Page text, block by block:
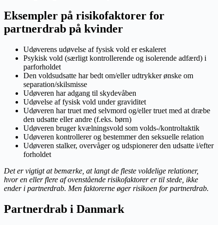
Eksempler på risikofaktorer for
partnerdrab på kvinder
Udøverens udøvelse af fysisk vold er eskaleret
Psykisk vold (særligt kontrollerende og isolerende adfærd) i
parforholdet
Den voldsudsatte har bedt om/eller udtrykker ønske om
separation/skilsmisse
Udøveren har adgang til skydevåben
Udøvelse af fysisk vold under graviditet
Udøveren har truet med selvmord og/eller truet med at dræbe
den udsatte eller andre (f.eks. børn)
Udøveren bruger kvælningsvold som volds-/kontroltaktik
Udøveren kontrollerer og bestemmer den seksuelle relation
Udøveren stalker, overvåger og udspionerer den udsatte i/efter
forholdet
Det er vigtigt at bemærke, at langt de fleste voldelige relationer,
hvor en eller flere af ovenstående risikofaktorer er til stede, ikke
ender i partnerdrab. Men faktorerne øger risikoen for partnerdrab.
Partnerdrab i Danmark